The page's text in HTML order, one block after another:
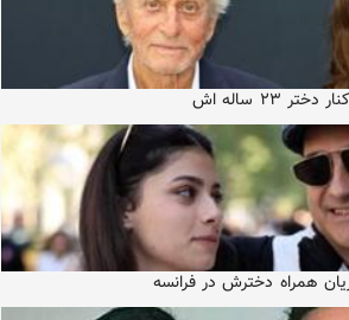
همراه دخترش در فرانسه